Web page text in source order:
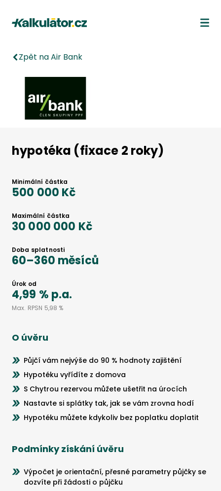
Kalkulátor.cz
Zpět na Air Bank
hypotéka (fixace 2 roky)
Minimální částka
500 000 Kč
Maximální částka
30 000 000 Kč
Doba splatnosti
60–360 měsíců
Úrok od
4,99 % p.a.
Max. RPSN 5,98 %
O úvěru
Půjčí vám nejvýše do 90 % hodnoty zajištění
Hypotéku vyřídíte z domova
S Chytrou rezervou můžete ušetřit na úrocích
Nastavte si splátky tak, jak se vám zrovna hodí
Hypotéku můžete kdykoliv bez poplatku doplatit
Podmínky získání úvěru
Výpočet je orientační, přesné parametry půjčky se
dozvíte při žádosti o půjčku